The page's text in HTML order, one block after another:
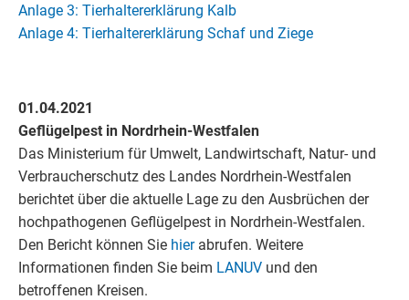
Anlage 3: Tierhaltererklärung Kalb
Anlage 4: Tierhaltererklärung Schaf und Ziege
01.04.2021
Geflügelpest in Nordrhein-Westfalen
Das Ministerium für Umwelt, Landwirtschaft, Natur- und
Verbraucherschutz des Landes Nordrhein-Westfalen
berichtet über die aktuelle Lage zu den Ausbrüchen der
hochpathogenen Geflügelpest in Nordrhein-Westfalen.
Den Bericht können Sie hierabrufen. Weitere
Informationen finden Sie beim LANUV und den
betroffenen Kreisen.